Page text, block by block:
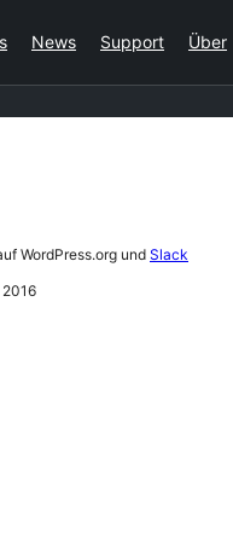
News Support Über
WordPress.org und Slack